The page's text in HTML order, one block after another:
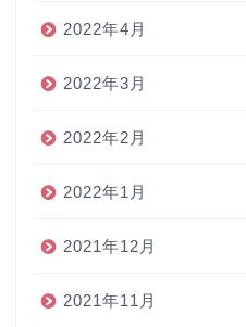
2022年4月
2022年3月
2022年2月
2022年1月
2021年12月
2021年11月